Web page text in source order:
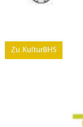
Zu KulturBHS